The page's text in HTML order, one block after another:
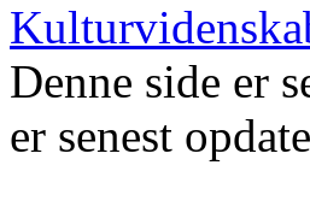
Denne side er
er senest